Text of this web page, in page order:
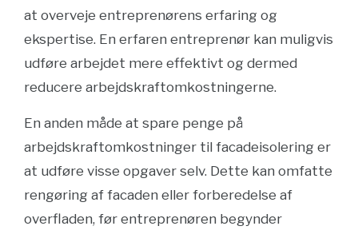
at overveje entreprenørens erfaring og
ekspertise. En erfaren entreprenør kan muligvis
udføre arbejdet mere effektivt og dermed
reducere arbejdskraftomkostningerne.
En anden måde at spare penge på
arbejdskraftomkostninger til facadeisolering er
at udføre visse opgaver selv. Dette kan omfatte
rengøring af facaden eller forberedelse af
overfladen, før entreprenøren begynder